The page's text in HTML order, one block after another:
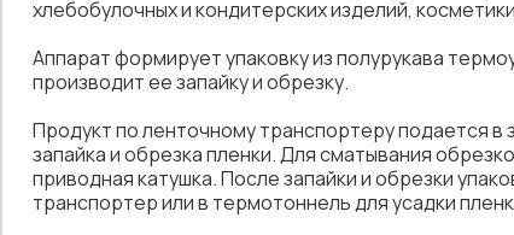
хлебобулочных и кондитерских изделий,
Аппарат формирует упаковку из полурукава
производит ее запайку и обрезку.
Продукт по ленточному транспортеру подается
запайка и обрезка пленки. Для сматывания
приводная катушка. После запайки и обрезки
транспортер или в термотоннель для усадки